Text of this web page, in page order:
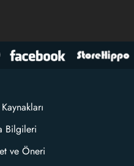
Bilgileri
ve Öneri